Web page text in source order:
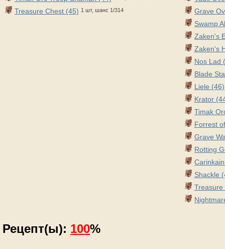
Treasure Chest (45) 1 шт, шанс 1/314
Grave
Swamp
Zaken's
Zaken's
Nos Lad
Blade
Liele (46)
Krator
Timak
Forrest
Grave
Rotting
Shackle
Treasure
Рецепт(ы): 100%